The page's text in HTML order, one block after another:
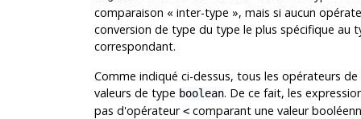
comparaison « inter-type », mais si aucun
conversion de type du type le plus spécifique au
correspondant.
Comme indiqué ci-dessus, tous les opérateurs
valeurs de type boolean. De ce fait, les
pas d'opérateur<comparant une valeur